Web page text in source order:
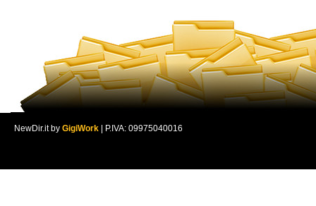
NewDir.it by GigiWork | P.IVA: 09975040016